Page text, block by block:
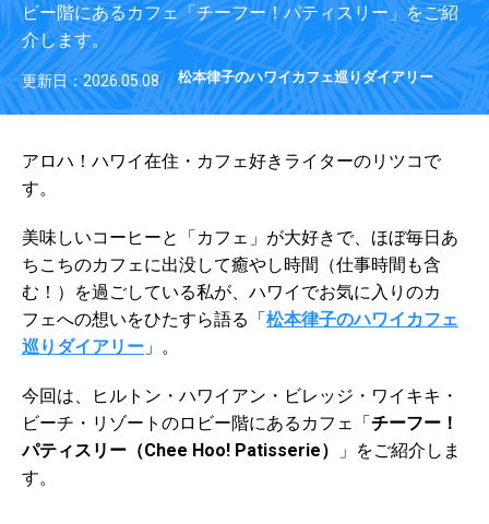
ビー階にあるカフェ「チーフー！パティスリー」をご紹
介します。
更新日：2026.05.08 松本律子のハワイカフェ巡りダイアリー
アロハ！ハワイ在住・カフェ好きライターのリツコで
す。
美味しいコーヒーと「カフェ」が大好きで、ほぼ毎日あ
ちこちのカフェに出没して癒やし時間（仕事時間も含
む！）を過ごしている私が、ハワイでお気に入りのカ
フェへの想いをひたすら語る「松本律子のハワイカフェ
巡りダイアリー 」。
今回は、ヒルトン・ハワイアン・ビレッジ・ワイキキ・
ビーチ・リゾートのロビー階にあるカフェ「チーフー！
パティスリー（Chee Hoo! Patisserie）
」をご紹介しま
す。